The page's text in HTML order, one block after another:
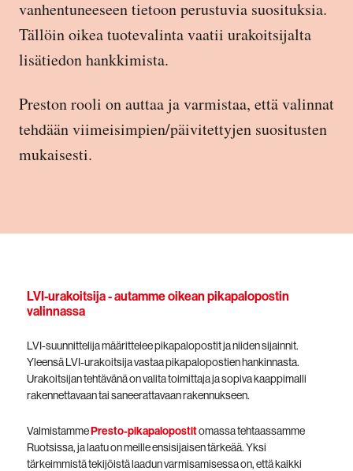
vanhentuneeseen tietoon perustuvia suosituksia.
Tällöin oikea tuotevalinta vaatii urakoitsijalta
lisätiedon hankkimista.
Preston rooli on auttaa ja varmistaa, että valinnat
tehdään viimeisimpien/päivitettyjen suositusten
mukaisesti.
LVI-urakoitsija - autamme oikean pikapalopostin
valinnassa
LVI-suunnittelija määrittelee pikapalopostit ja niiden sijainnit.
Yleensä LVI-urakoitsija vastaa pikapalopostien hankinnasta.
Urakoitsijan tehtävänä on valita toimittaja ja sopiva kaappimalli
rakennettavaan tai saneerattavaan rakennukseen.
ValmistammePresto-pikapalopostitomassa tehtaassamme
Ruotsissa, ja laatu on meille ensisijaisen tärkeää. Yksi
tärkeimmistä tekijöistä laadun varmisamisessa on, että kaikki